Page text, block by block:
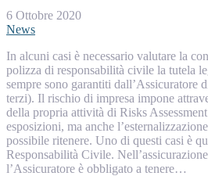
6 Ottobre 2020
News
In alcuni casi è necessario valutare la
polizza di responsabilità civile la tutela
sempre sono garantiti dall’Assicuratore
terzi). Il rischio di impresa impone
della propria attività di Risks
esposizioni, ma anche
possibile ritenere. Uno di questi casi è
Responsabilità Civile.
l’Assicuratore è obbligato a tenere…